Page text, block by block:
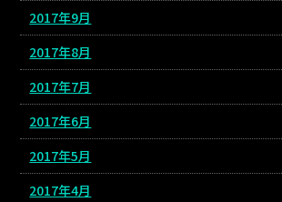
2017年9月
2017年8月
2017年7月
2017年6月
2017年5月
2017年4月